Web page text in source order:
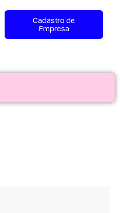
Cadastro de
Empresa